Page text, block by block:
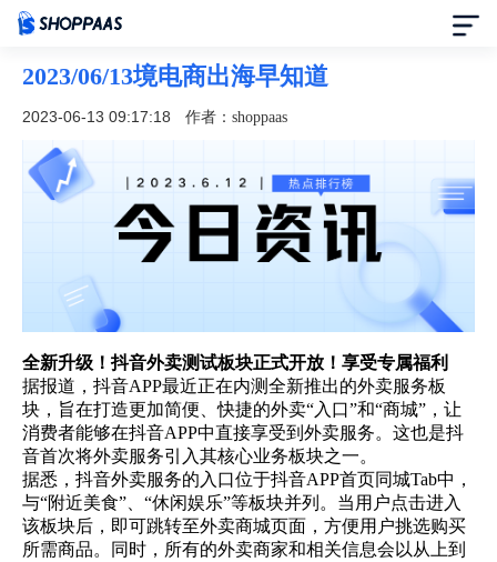
首页
定价
模板中心
合作伙伴
帮助中心
了解我们
简体中文
2023/06/13境电商出海早知道
2023-06-13 09:17:18 作者：shoppaas
全新升级！抖音外卖测试板块正式开放！享受专属福利
据报道，抖音APP最近正在内测全新推出的外卖服务板
块，旨在打造更加简便、快捷的外卖“入口”和“商城”，让
消费者能够在抖音APP中直接享受到外卖服务。这也是抖
音首次将外卖服务引入其核心业务板块之一。
据悉，抖音外卖服务的入口位于抖音APP首页同城Tab中，
与“附近美食”、“休闲娱乐”等板块并列。当用户点击进入
该板块后，即可跳转至外卖商城页面，方便用户挑选购买
所需商品。同时，所有的外卖商家和相关信息会以从上到